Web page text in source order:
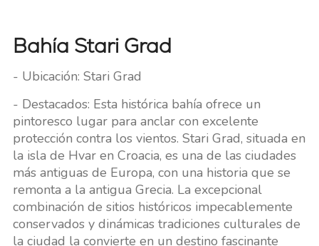
Bahía Stari Grad
- Ubicación: Stari Grad
- Destacados: Esta histórica bahía ofrece un
pintoresco lugar para anclar con excelente
protección contra los vientos. Stari Grad, situada en
la isla de Hvar en Croacia, es una de las ciudades
más antiguas de Europa, con una historia que se
remonta a la antigua Grecia. La excepcional
combinación de sitios históricos impecablemente
conservados y dinámicas tradiciones culturales de
la ciudad la convierte en un destino fascinante